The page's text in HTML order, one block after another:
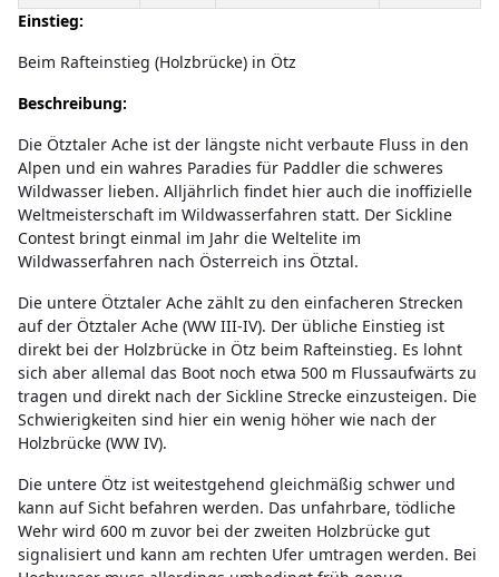
Einstieg:
Beim Rafteinstieg (Holzbrücke) in Ötz
Beschreibung:
Die Ötztaler Ache ist der längste nicht verbaute Fluss in den
Alpen und ein wahres Paradies für Paddler die schweres
Wildwasser lieben. Alljährlich findet hier auch die inoffizielle
Weltmeisterschaft im Wildwasserfahren statt. Der Sickline
Contest bringt einmal im Jahr die Weltelite im
Wildwasserfahren nach Österreich ins Ötztal.
Die untere Ötztaler Ache zählt zu den einfacheren Strecken
auf der Ötztaler Ache (WW III-IV). Der übliche Einstieg ist
direkt bei der Holzbrücke in Ötz beim Rafteinstieg. Es lohnt
sich aber allemal das Boot noch etwa 500 m Flussaufwärts zu
tragen und direkt nach der Sickline Strecke einzusteigen. Die
Schwierigkeiten sind hier ein wenig höher wie nach der
Holzbrücke (WW IV).
Die untere Ötz ist weitestgehend gleichmäßig schwer und
kann auf Sicht befahren werden. Das unfahrbare, tödliche
Wehr wird 600 m zuvor bei der zweiten Holzbrücke gut
signalisiert und kann am rechten Ufer umtragen werden. Bei